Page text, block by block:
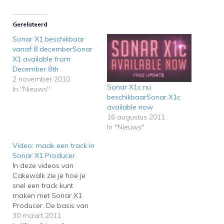
Gerelateerd
Sonar X1 beschikbaar
vanaf 8 decemberSonar
X1 available from
December 8th
2 november 2010
In "Nieuws"
Sonar X1c nu
beschikbaarSonar X1c
available now
16 augustus 2011
In "Nieuws"
Video: maak een track in
Sonar X1 Producer
In deze videos van
Cakewalk zie je hoe je
snel een track kunt
maken met Sonar X1
Producer. De basis van
de track wordt gemaakt
30 maart 2011